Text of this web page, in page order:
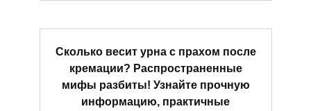
Сколько весит урна с прахом после
кремации? Распространенные
мифы разбиты! Узнайте прочную
информацию, практичные